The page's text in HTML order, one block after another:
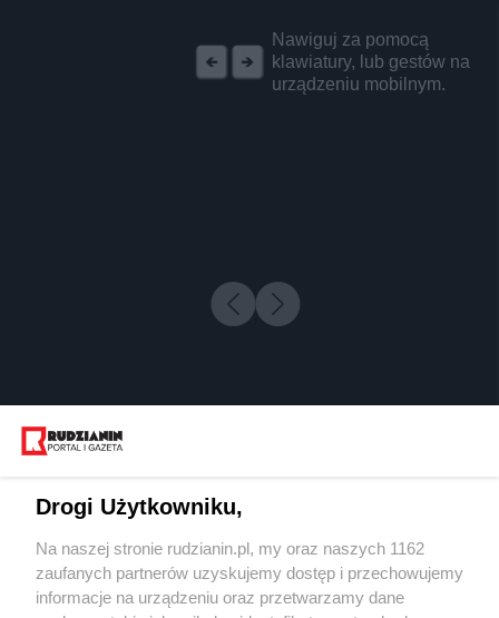
Nawiguj za pomocą
klawiatury, lub gestów na
urządzeniu mobilnym.
Wydawca mediów
Drogi Użytkowniku,
Na naszej stronie rudzianin.pl, my oraz naszych 1162
zaufanych partnerów uzyskujemy dostęp i przechowujemy
informacje na urządzeniu oraz przetwarzamy dane